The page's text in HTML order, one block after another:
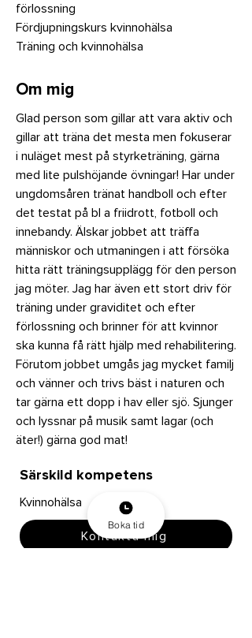
förlossning
Fördjupningskurs kvinnohälsa
Träning och kvinnohälsa
Om mig
Glad person som gillar att vara aktiv och
gillar att träna det mesta men fokuserar
i nuläget mest på styrketräning, gärna
med lite pulshöjande övningar! Har under
ungdomsåren tränat handboll och efter
det testat på bl a friidrott, fotboll och
innebandy. Älskar jobbet att träffa
människor och utmaningen i att försöka
hitta rätt träningsupplägg för den person
jag möter. Jag har även ett stort driv för
träning under graviditet och efter
förlossning och brinner för att kvinnor
ska kunna få rätt hjälp med rehabilitering.
Förutom jobbet umgås jag mycket familj
och vänner och trivs bäst i naturen och
tar gärna ett dopp i hav eller sjö. Sjunger
och lyssnar på musik samt lagar (och
äter!) gärna god mat!
Särskild kompetens
Kvinnohälsa
Kontakta mig
Boka tid